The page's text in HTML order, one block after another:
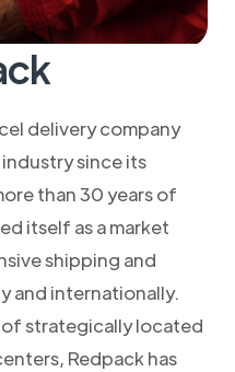
delivery company
since its
than 30 years of
itself as a market
shipping and
and internationally.
strategically located
Redpack has